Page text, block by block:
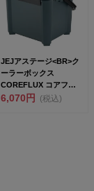
JEJアステージ<BR>ク
ーラーボックス
COREFLUX コアフラ
ック...
6,070円 (税込)